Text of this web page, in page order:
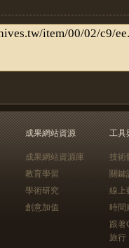
成果網站資源
成果網站資源庫
教育學習
學術研究
創意加值
工具
技術
關鍵
線上
時間
跟
旅行